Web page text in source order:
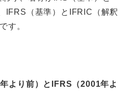
IFRS（基準）とIFRIC（解釈
す。
り前）とIFRS（2001年よ